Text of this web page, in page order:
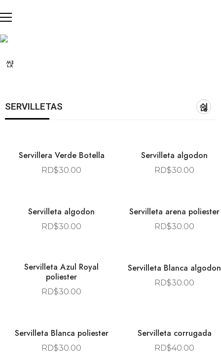
SERVILLETAS
Servillera Verde Botella
RD$30.00
Servilleta algodon
RD$30.00
Servilleta algodon
RD$30.00
Servilleta arena poliester
RD$30.00
Servilleta Azul Royal
poliester
RD$30.00
Servilleta Blanca algodon
RD$30.00
Servilleta Blanca poliester
RD$30.00
Servilleta corrugada
RD$40.00